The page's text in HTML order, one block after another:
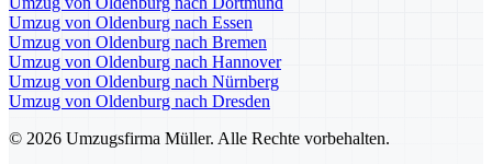
Umzug von Oldenburg nach Essen
Umzug von Oldenburg nach Bremen
Umzug von Oldenburg nach Hannover
Umzug von Oldenburg nach Nürnberg
Umzug von Oldenburg nach Dresden
© 2026 Umzugsfirma Müller. Alle Rechte vorbehalten.